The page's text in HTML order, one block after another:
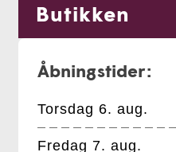
Butikken
Åbningstider:
Torsdag 6. aug.
Fredag 7. aug.